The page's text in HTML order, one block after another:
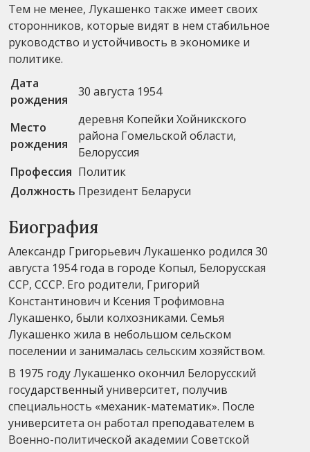
Тем не менее, Лукашенко также имеет своих
сторонников, которые видят в нем стабильное
руководство и устойчивость в экономике и
политике.
Дата
рождения
30 августа 1954
Место
рождения
деревня Копейки Хойникского
района Гомельской области,
Белоруссия
Профессия Политик
Должность Президент Беларуси
Биография
Александр Григорьевич Лукашенко родился 30
августа 1954 года в городе Копыл, Белорусская
ССР, СССР. Его родители, Григорий
Константинович и Ксения Трофимовна
Лукашенко, были колхозниками. Семья
Лукашенко жила в небольшом сельском
поселении и занималась сельским хозяйством.
В 1975 году Лукашенко окончил Белорусский
государственный университет, получив
специальность «механик-математик». После
университета он работал преподавателем в
Военно-политической академии Советской